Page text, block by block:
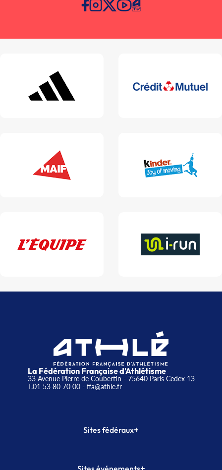
La Fédération Française d'Athlétisme
33 Avenue Pierre de Coubertin - 75640 Paris Cedex 13
T.01 53 80 70 00- ffa@athle.fr
Sites fédéraux+